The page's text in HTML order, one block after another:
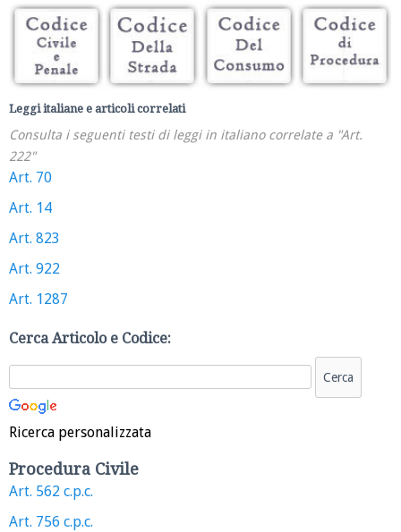
Leggi italiane e articoli correlati
Consulta i seguenti testi di leggi in italiano correlate a "Art.
222"
Art. 70
Art. 14
Art. 823
Art. 922
Art. 1287
Cerca Articolo e Codice:
Ricerca personalizzata
Procedura Civile
Art. 562 c.p.c.
Art. 756 c.p.c.